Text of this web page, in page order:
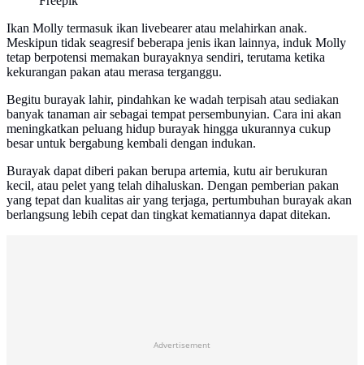
Ikan Molly termasuk ikan livebearer atau melahirkan anak.
Meskipun tidak seagresif beberapa jenis ikan lainnya, induk Molly
tetap berpotensi memakan burayaknya sendiri, terutama ketika
kekurangan pakan atau merasa terganggu.
Begitu burayak lahir, pindahkan ke wadah terpisah atau sediakan
banyak tanaman air sebagai tempat persembunyian. Cara ini akan
meningkatkan peluang hidup burayak hingga ukurannya cukup
besar untuk bergabung kembali dengan indukan.
Burayak dapat diberi pakan berupa artemia, kutu air berukuran
kecil, atau pelet yang telah dihaluskan. Dengan pemberian pakan
yang tepat dan kualitas air yang terjaga, pertumbuhan burayak akan
berlangsung lebih cepat dan tingkat kematiannya dapat ditekan.
Advertisement